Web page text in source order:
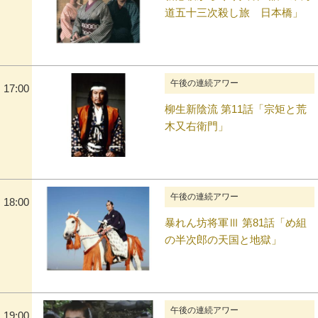
道五十三次殺し旅 日本橋」
17:00 午後の連続アワー
柳生新陰流 第11話「宗矩と荒
木又右衛門」
18:00 午後の連続アワー
暴れん坊将軍Ⅲ 第81話「め組
の半次郎の天国と地獄」
19:00 午後の連続アワー